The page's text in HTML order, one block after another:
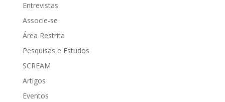
Entrevistas
Associe-se
Área Restrita
Pesquisas e Estudos
SCREAM
Artigos
Eventos